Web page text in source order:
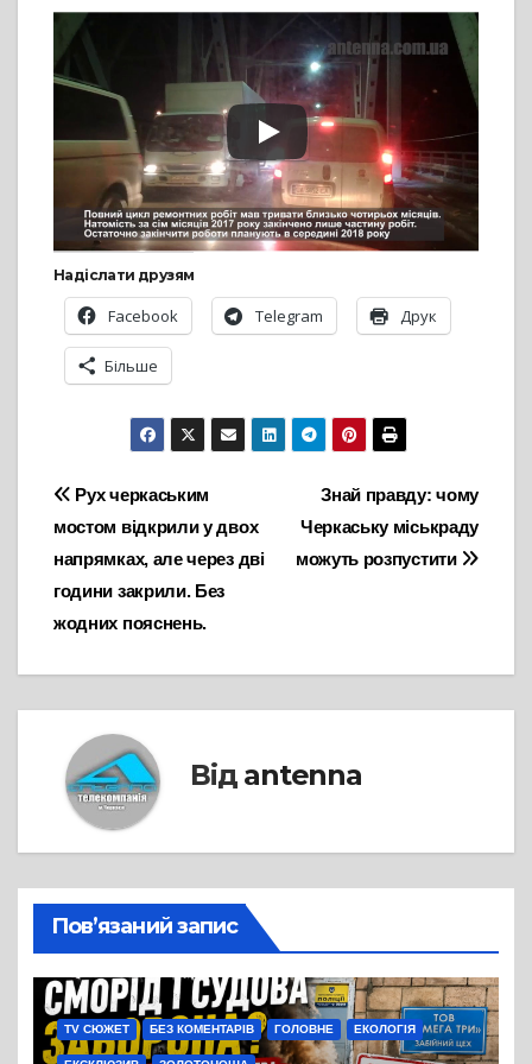
Надіслати друзям
Facebook Telegram Друк
Більше
Навігація
записів
Знай правду: чому
Черкаську міськраду
можуть розпустити
Рух черкаським
мостом відкрили у двох
напрямках, але через дві
години закрили. Без
жодних пояснень.
Від antenna
Пов’язаний запис
TV СЮЖЕТ БЕЗ КОМЕНТАРІВ ГОЛОВНЕ ЕКОЛОГІЯ